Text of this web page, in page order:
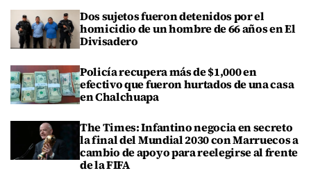
Dos sujetos fueron detenidos por el
homicidio de un hombre de 66 años en El
Divisadero
Policía recupera más de $1,000 en
efectivo que fueron hurtados de una casa
en Chalchuapa
The Times: Infantino negocia en secreto
la final del Mundial 2030 con Marruecos a
cambio de apoyo para reelegirse al frente
de la FIFA